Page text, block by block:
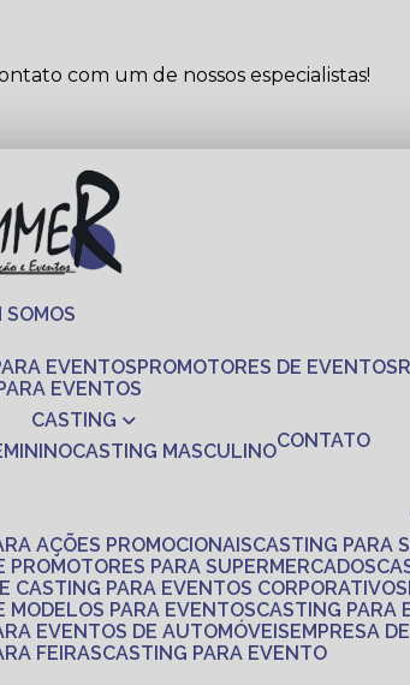
com um de nossos especialistas!
SOMOS
EVENTOS
PROMOTORES DE EVENTOS
EVENTOS
CASTING
CASTING MASCULINO CONTATO
AÇÕES PROMOCIONAIS
CASTING PARA
PROMOTORES PARA SUPERMERCADOS
CASTING PARA EVENTOS CORPORATIVOS
MODELOS PARA EVENTOS
CASTING
EVENTOS DE AUTOMÓVEIS
EMPRESA
FEIRAS
CASTING PARA EVENTO